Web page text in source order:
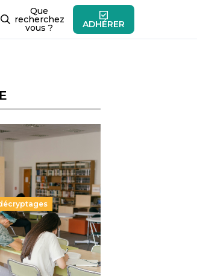
Que
recherchez
vous ? ADHÉRER
: une dérive
la promesse